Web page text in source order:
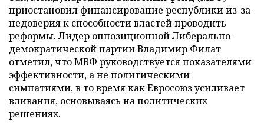
приостановил финансирование республики из-за
недоверия к способности властей проводить
реформы. Лидер оппозиционной Либерально-
демократической партии Владимир Филат
отметил, что МВФ руководствуется показателями
эффективности, а не политическими
симпатиями, в то время как Евросоюз усиливает
вливания, основываясь на политических
решениях.